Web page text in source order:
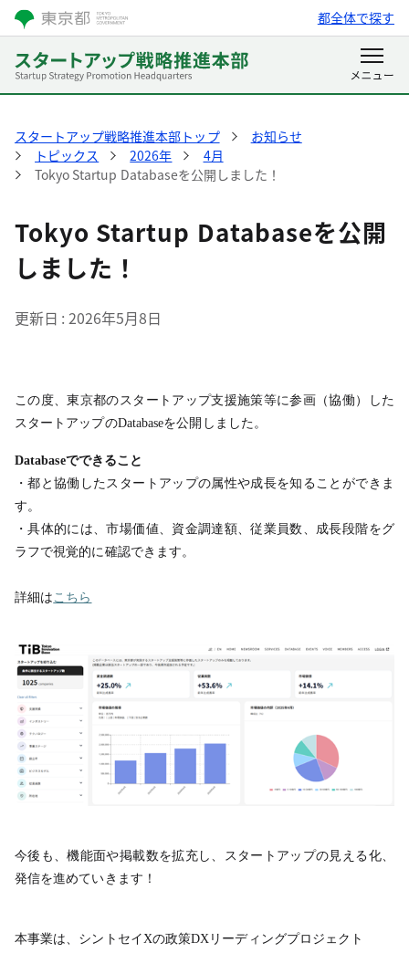
都全体で探す
スタートアップ戦略推進本部トップ
お知らせ
トピックス
2026年
4月
Tokyo Startup Databaseを公開しました！
Tokyo Startup Databaseを公開
しました！
更新日 2026年5月8日
この度、東京都のスタートアップ支援施策等に参画（協働）した
スタートアップのDatabaseを公開しました。
Databaseでできること
・都と協働したスタートアップの属性や成長を知ることができま
す。
・具体的には、市場価値、資金調達額、従業員数、成長段階をグ
ラフで視覚的に確認できます。
詳細はこちら
今後も、機能面や掲載数を拡充し、スタートアップの見える化、
発信を進めていきます！
本事業は、シントセイXの政策DXリーディングプロジェクト